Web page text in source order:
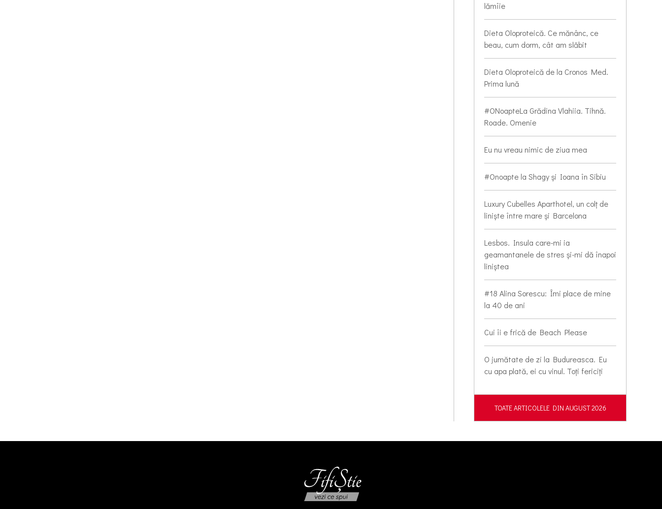
lămîie
Dieta Oloproteică. Ce mănânc, ce
beau, cum dorm, cât am slăbit
Dieta Oloproteică de la Cronos Med.
Prima lună
#ONoapteLa Grădina Vlahiia. Tihnă.
Roade. Omenie
Eu nu vreau nimic de ziua mea
#Onoapte la Shagy și Ioana în Sibiu
Luxury Cubelles Aparthotel, un colț de
liniște între mare și Barcelona
Lesbos. Insula care-mi ia
geamantanele de stres și-mi dă înapoi
liniștea
#18 Alina Sorescu: Îmi place de mine
la 40 de ani
Cui îi e frică de Beach Please
O jumătate de zi la Budureasca. Eu
cu apa plată, ei cu vinul. Toți fericiți
TOATE ARTICOLELE DIN AUGUST 2026